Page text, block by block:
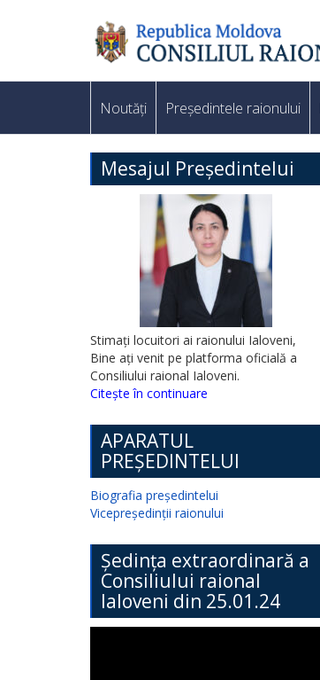
Noutăți Președintele raionului
Mesajul Președintelui
Stimați locuitori ai raionului Ialoveni,
Bine ați venit pe platforma oficială a
Consiliului raional Ialoveni.
Citește în continuare
APARATUL
PREȘEDINTELUI
Biografia președintelui
Vicepreședinții raionului
Ședința extraordinară a
Consiliului raional
Ialoveni din 25.01.24